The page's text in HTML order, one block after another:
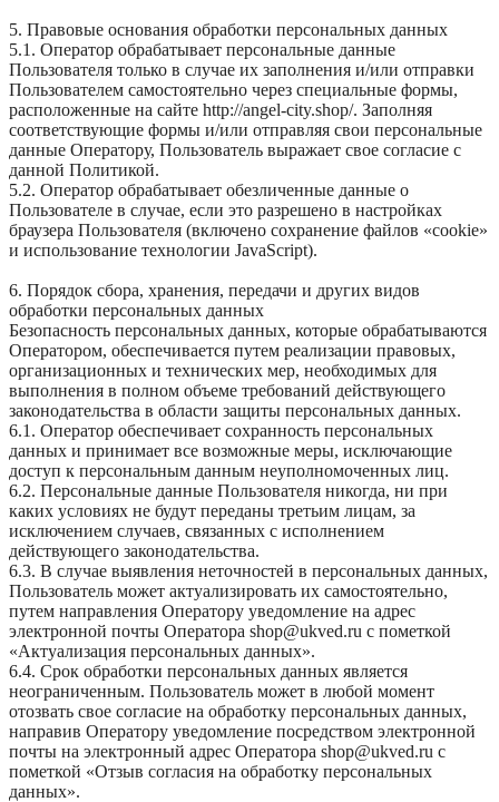
5. Правовые основания обработки персональных данных
5.1. Оператор обрабатывает персональные данные
Пользователя только в случае их заполнения и/или отправки
Пользователем самостоятельно через специальные формы,
расположенные на сайте http://angel-city.shop/. Заполняя
соответствующие формы и/или отправляя свои персональные
данные Оператору, Пользователь выражает свое согласие с
данной Политикой.
5.2. Оператор обрабатывает обезличенные данные о
Пользователе в случае, если это разрешено в настройках
браузера Пользователя (включено сохранение файлов «cookie»
и использование технологии JavaScript).
6. Порядок сбора, хранения, передачи и других видов
обработки персональных данных
Безопасность персональных данных, которые обрабатываются
Оператором, обеспечивается путем реализации правовых,
организационных и технических мер, необходимых для
выполнения в полном объеме требований действующего
законодательства в области защиты персональных данных.
6.1. Оператор обеспечивает сохранность персональных
данных и принимает все возможные меры, исключающие
доступ к персональным данным неуполномоченных лиц.
6.2. Персональные данные Пользователя никогда, ни при
каких условиях не будут переданы третьим лицам, за
исключением случаев, связанных с исполнением
действующего законодательства.
6.3. В случае выявления неточностей в персональных данных,
Пользователь может актуализировать их самостоятельно,
путем направления Оператору уведомление на адрес
электронной почты Оператора shop@ukved.ru с пометкой
«Актуализация персональных данных».
6.4. Срок обработки персональных данных является
неограниченным. Пользователь может в любой момент
отозвать свое согласие на обработку персональных данных,
направив Оператору уведомление посредством электронной
почты на электронный адрес Оператора shop@ukved.ru с
пометкой «Отзыв согласия на обработку персональных
данных».